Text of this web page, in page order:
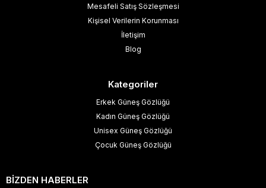
Mesafeli Satış Sözleşmesi
Kişisel Verilerin Korunması
İletişim
Blog
Kategoriler
Erkek Güneş Gözlüğü
Kadın Güneş Gözlüğü
Unisex Güneş Gözlüğü
Çocuk Güneş Gözlüğü
BİZDEN HABERLER